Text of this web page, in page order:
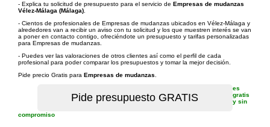
- Explica tu solicitud de presupuesto para el servicio de Empresas de mudanzas
Vélez-Málaga (Málaga)
- Cientos de profesionales de Empresas de mudanzas ubicados en Vélez-Málaga y
alrededores van a recibir un aviso con tu solicitud y los que muestren interés se van
a poner en contacto contigo, ofreciéndote un presupuesto y tarifas personalizadas
para Empresas de mudanzas.
- Puedes ver las valoraciones de otros clientes así como el perfil de cada
profesional para poder comparar los presupuestos y tomar la mejor decisión.
Pide precio Gratis para Empresas de mudanzas
es
gratis
y sin
compromiso